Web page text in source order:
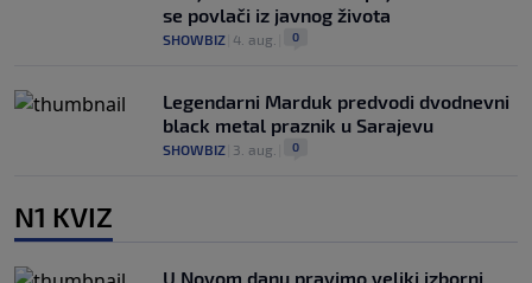
se povlači iz javnog života
SHOWBIZ 4. aug. 0
Legendarni Marduk predvodi dvodnevni
black metal praznik u Sarajevu
SHOWBIZ 3. aug. 0
N1 KVIZ
U Novom danu pravimo veliki izborni